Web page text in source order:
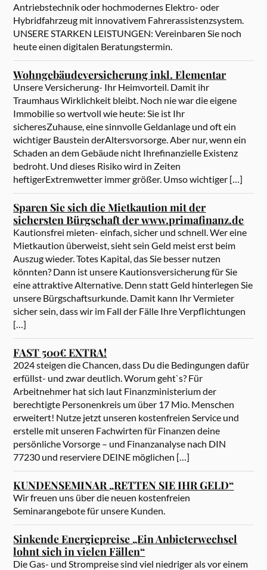
Antriebstechnik oder hochmodernes Elektro- oder
Hybridfahrzeug mit innovativem Fahrerassistenzsystem.
UNSERE STARKEN LEISTUNGEN: Vereinbaren Sie noch
heute einen digitalen Beratungstermin.
Wohngebäudeversicherung inkl. Elementar
Unsere Versicherung- Ihr Heimvorteil. Damit ihr
Traumhaus Wirklichkeit bleibt. Noch nie war die eigene
Immobilie so wertvoll wie heute: Sie ist Ihr
sicheresZuhause, eine sinnvolle Geldanlage und oft ein
wichtiger Baustein derAltersvorsorge. Aber nur, wenn ein
Schaden an dem Gebäude nicht Ihrefinanzielle Existenz
bedroht. Und dieses Risiko wird in Zeiten
heftigerExtremwetter immer größer. Umso wichtiger […]
Sparen Sie sich die Mietkaution mit der
sichersten Bürgschaft der www.primafinanz.de
Kautionsfrei mieten- einfach, sicher und schnell. Wer eine
Mietkaution überweist, sieht sein Geld meist erst beim
Auszug wieder. Totes Kapital, das Sie besser nutzen
könnten? Dann ist unsere Kautionsversicherung für Sie
eine attraktive Alternative. Denn statt Geld hinterlegen Sie
unsere Bürgschaftsurkunde. Damit kann Ihr Vermieter
sicher sein, dass wir im Fall der Fälle Ihre Verpflichtungen
[…]
FAST 500€ EXTRA!
2024 steigen die Chancen, dass Du die Bedingungen dafür
erfüllst- und zwar deutlich. Worum geht`s? Für
Arbeitnehmer hat sich laut Finanzministerium der
berechtigte Personenkreis um über 17 Mio. Menschen
erweitert! Nutze jetzt unseren kostenfreien Service und
erstelle mit unseren Fachwirten für Finanzen deine
persönliche Vorsorge – und Finanzanalyse nach DIN
77230 und reserviere DEINE möglichen […]
KUNDENSEMINAR „RETTEN SIE IHR GELD“
Wir freuen uns über die neuen kostenfreien
Seminarangebote für unsere Kunden.
Sinkende Energiepreise „Ein Anbieterwechsel
lohnt sich in vielen Fällen“
Die Gas- und Strompreise sind viel niedriger als vor einem